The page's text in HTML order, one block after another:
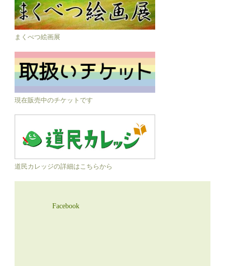
まくべつ絵画展
現在販売中のチケットです
道民カレッジの詳細はこちらから
Facebook